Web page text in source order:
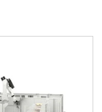
et des portes